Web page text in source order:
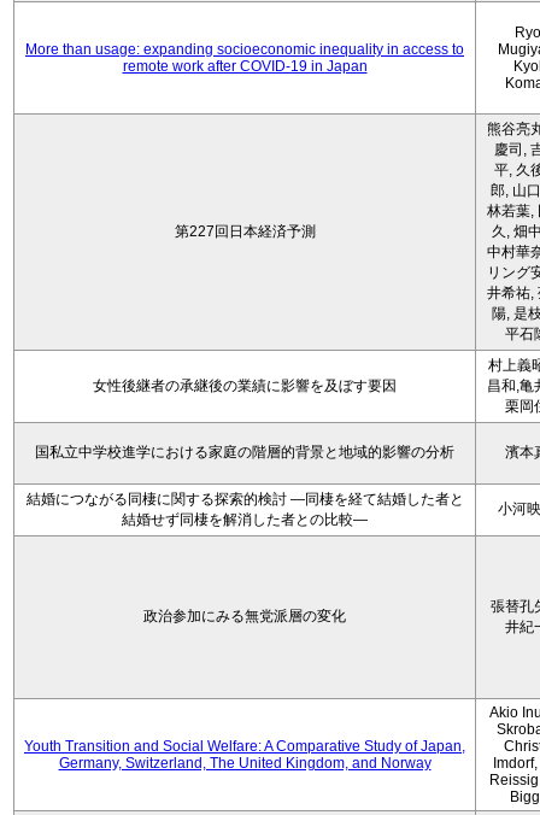
More than usage: expanding socioeconomic inequality in access to
remote work after COVID-19 in Japan
第227回日本経済予測
熊谷亮
慶司,
平, 久
郎, 山
林若葉,
久, 畑
中村華
リング
井希祐,
陽, 是
平石
女性後継者の承継後の業績に影響を及ぼす要因
村上義
昌和,亀
栗岡
国私立中学校進学における家庭の階層的背景と地域的影響の分析 濱本
結婚につながる同棲に関する探索的検討 ―同棲を経て結婚した者と
結婚せず同棲を解消した者との比較―
小河
政治参加にみる無党派層の変化
張替孔
井紀
Youth Transition and Social Welfare: A Comparative Study of Japan,
Germany, Switzerland, The United Kingdom, and Norway
Akio